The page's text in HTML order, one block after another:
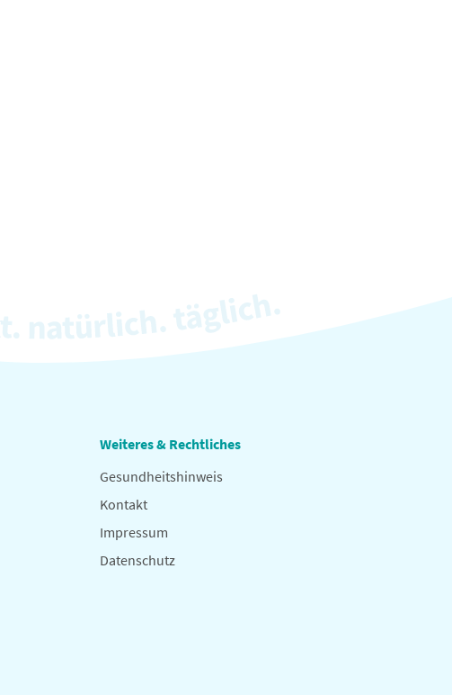
Weiteres & Rechtliches
Gesundheitshinweis
Kontakt
Impressum
Datenschutz